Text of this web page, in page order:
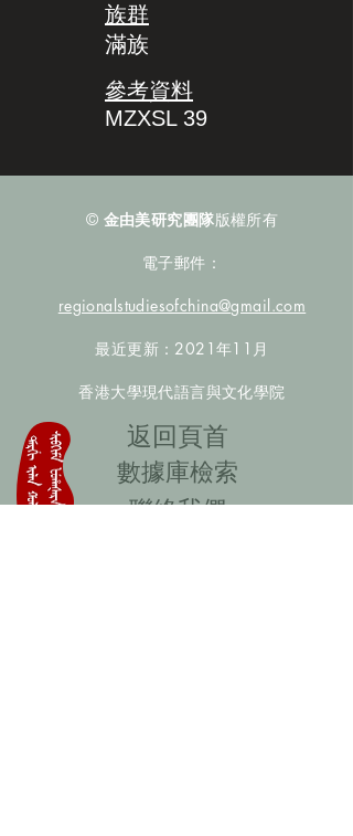
族群
滿族
參考資料
MZXSL 39
© 金由美研究團隊版權所有
電子郵件：
regionalstudiesofchina@gmail.com
最近更新：2021年11月
香港大學現代語言與文化學院
​返回頁首
數據庫檢索
聯絡我們